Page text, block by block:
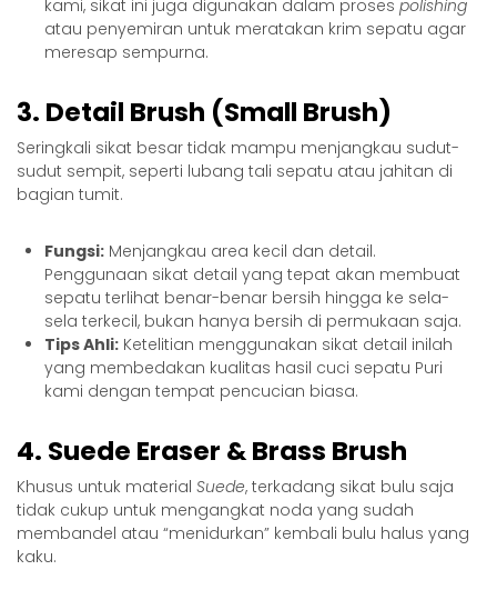
kami, sikat ini juga digunakan dalam proses polishing
atau penyemiran untuk meratakan krim sepatu agar
meresap sempurna.
3. Detail Brush (Small Brush)
Seringkali sikat besar tidak mampu menjangkau sudut-
sudut sempit, seperti lubang tali sepatu atau jahitan di
bagian tumit.
Fungsi: Menjangkau area kecil dan detail.
Penggunaan sikat detail yang tepat akan membuat
sepatu terlihat benar-benar bersih hingga ke sela-
sela terkecil, bukan hanya bersih di permukaan saja.
Tips Ahli: Ketelitian menggunakan sikat detail inilah
yang membedakan kualitas hasil cuci sepatu Puri
kami dengan tempat pencucian biasa.
4. Suede Eraser & Brass Brush
Khusus untuk material Suede, terkadang sikat bulu saja
tidak cukup untuk mengangkat noda yang sudah
membandel atau “menidurkan” kembali bulu halus yang
kaku.